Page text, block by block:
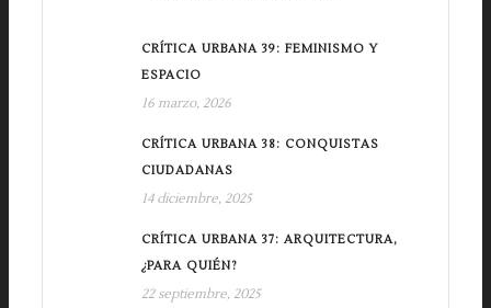
CRÍTICA URBANA 39: FEMINISMO Y
ESPACIO
16 marzo, 2026
CRÍTICA URBANA 38: CONQUISTAS
CIUDADANAS
14 diciembre, 2025
CRÍTICA URBANA 37: ARQUITECTURA,
¿PARA QUIÉN?
22 septiembre, 2025